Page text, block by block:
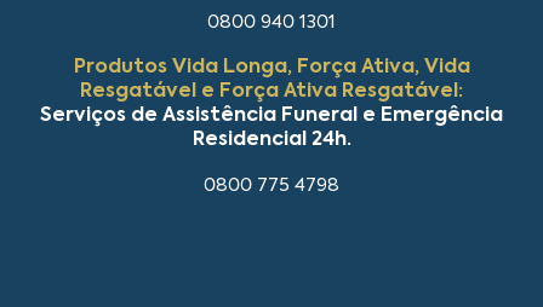
0800 940 1301
Produtos Vida Longa, Força Ativa, Vida
Resgatável e Força Ativa Resgatável:
Serviços de Assistência Funeral e Emergência
Residencial 24h.
0800 775 4798